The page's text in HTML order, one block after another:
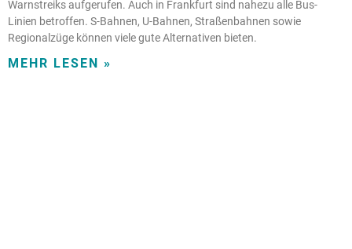
Warnstreiks aufgerufen. Auch in Frankfurt sind nahezu alle Bus-
Linien betroffen. S-Bahnen, U-Bahnen, Straßenbahnen sowie
Regionalzüge können viele gute Alternativen bieten.
MEHR LESEN »